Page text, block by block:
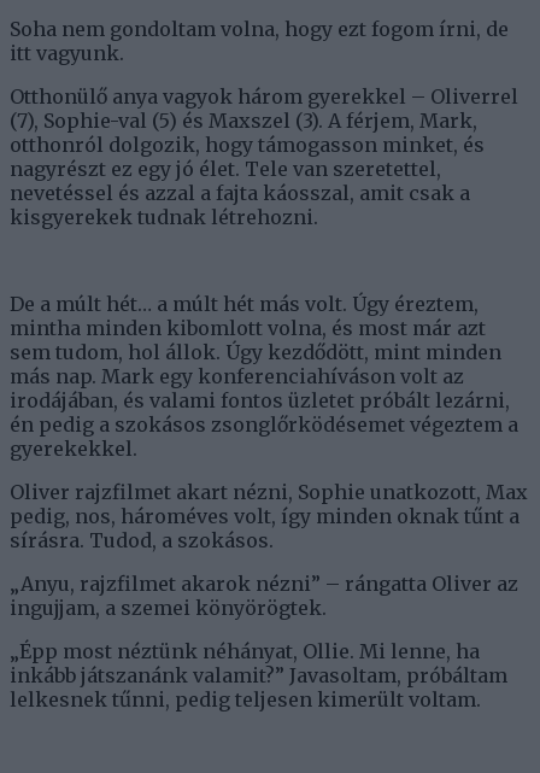
Soha nem gondoltam volna, hogy ezt fogom írni, de
itt vagyunk.
Otthonülő anya vagyok három gyerekkel – Oliverrel
(7), Sophie-val (5) és Maxszel (3). A férjem, Mark,
otthonról dolgozik, hogy támogasson minket, és
nagyrészt ez egy jó élet. Tele van szeretettel,
nevetéssel és azzal a fajta káosszal, amit csak a
kisgyerekek tudnak létrehozni.
De a múlt hét… a múlt hét más volt. Úgy éreztem,
mintha minden kibomlott volna, és most már azt
sem tudom, hol állok. Úgy kezdődött, mint minden
más nap. Mark egy konferenciahíváson volt az
irodájában, és valami fontos üzletet próbált lezárni,
én pedig a szokásos zsonglőrködésemet végeztem a
gyerekekkel.
Oliver rajzfilmet akart nézni, Sophie unatkozott, Max
pedig, nos, hároméves volt, így minden oknak tűnt a
sírásra. Tudod, a szokásos.
„Anyu, rajzfilmet akarok nézni” – rángatta Oliver az
ingujjam, a szemei könyörögtek.
„Épp most néztünk néhányat, Ollie. Mi lenne, ha
inkább játszanánk valamit?” Javasoltam, próbáltam
lelkesnek tűnni, pedig teljesen kimerült voltam.